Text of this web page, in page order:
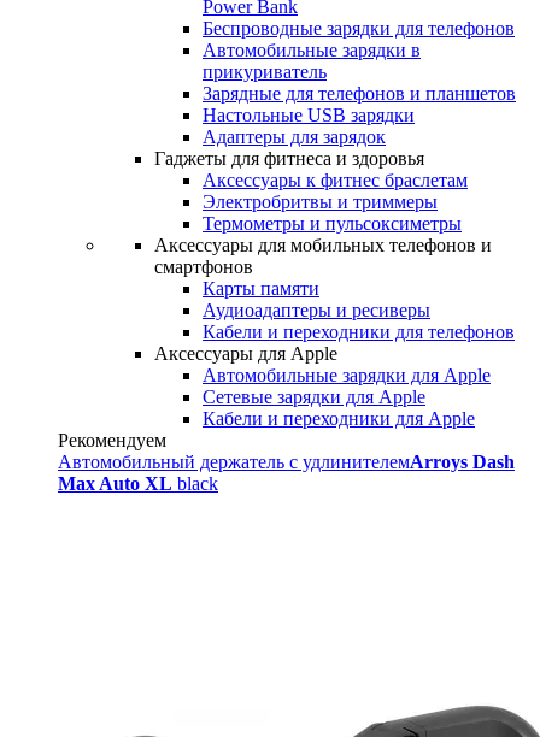
Power Bank
Беспроводные зарядки для телефонов
Автомобильные зарядки в
прикуриватель
Зарядные для телефонов и планшетов
Настольные USB зарядки
Адаптеры для зарядок
Гаджеты для фитнеса и здоровья
Аксессуары к фитнес браслетам
Электробритвы и триммеры
Термометры и пульсоксиметры
Аксессуары для мобильных телефонов и
смартфонов
Карты памяти
Аудиоадаптеры и ресиверы
Кабели и переходники для телефонов
Аксессуары для Apple
Автомобильные зарядки для Apple
Сетевые зарядки для Apple
Кабели и переходники для Apple
Рекомендуем
Автомобильный держатель с удлинителемArroys Dash
Max Auto XL black